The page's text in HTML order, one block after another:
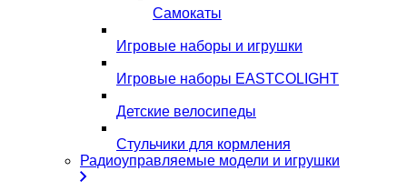
Самокаты
Игровые наборы и игрушки
Игровые наборы EASTCOLIGHT
Детские велосипеды
Стульчики для кормления
Радиоуправляемые модели и игрушки